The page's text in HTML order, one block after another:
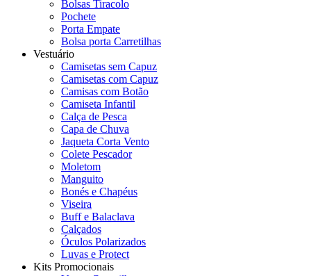
Bolsas Tiracolo
Pochete
Porta Empate
Bolsa porta Carretilhas
Vestuário
Camisetas sem Capuz
Camisetas com Capuz
Camisas com Botão
Camiseta Infantil
Calça de Pesca
Capa de Chuva
Jaqueta Corta Vento
Colete Pescador
Moletom
Manguito
Bonés e Chapéus
Viseira
Buff e Balaclava
Calçados
Óculos Polarizados
Luvas e Protect
Kits Promocionais